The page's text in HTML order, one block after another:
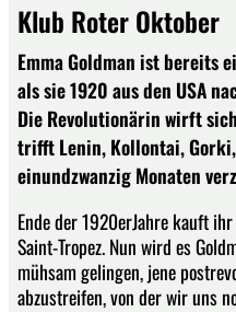
Klub Roter Oktober
Emma Goldman ist bereits
als sie 1920 aus den USA
Die Revolutionärin wirft
trifft Lenin, Kollontai,
einundzwanzig Monaten
Ende der 1920erJahre kauft
Saint-Tropez. Nun wird es
mühsam gelingen, jene
abzustreifen, von der wir uns